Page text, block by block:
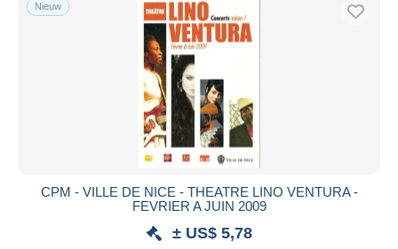
Nieuw
CPM - VILLE DE NICE - THEATRE LINO VENTURA -
FEVRIER A JUIN 2009
± US$ 5,78